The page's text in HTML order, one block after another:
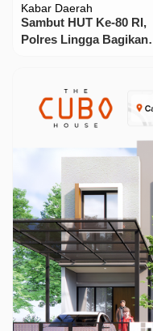
Kabar Daerah
Sambut HUT Ke-80 RI,
Polres Lingga Bagikan